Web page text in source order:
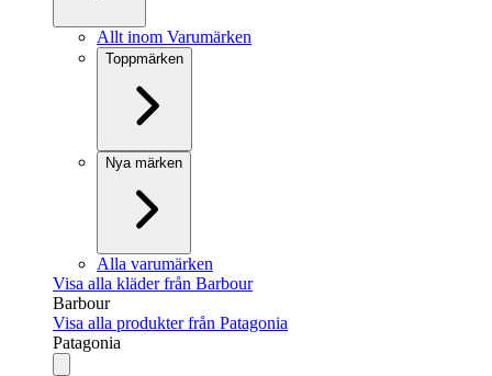
Allt inom Varumärken
Toppmärken
Nya märken
Alla varumärken
Visa alla kläder från Barbour
Barbour
Visa alla produkter från Patagonia
Patagonia